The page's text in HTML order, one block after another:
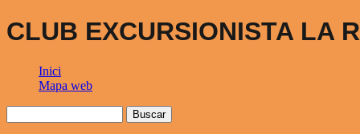
CLUB EXCURSIONISTA LA
Inici
Mapa web